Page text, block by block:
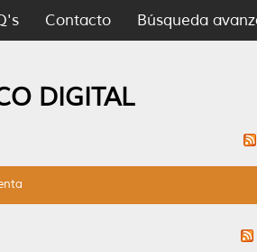
Contacto Búsqueda
DIGITAL